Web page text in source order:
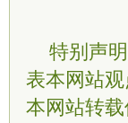
特别声
表本网站
本网站转